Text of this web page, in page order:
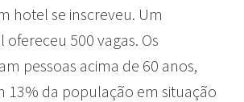
hotel se inscreveu. Um
500 vagas. Os
pessoas acima de 60 anos,
13% da população em situação